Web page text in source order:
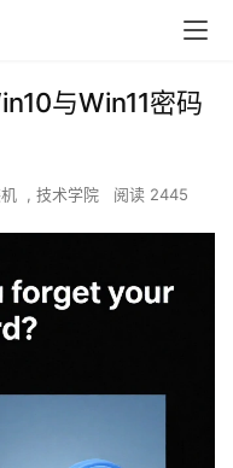
与Win11密码
, 技术学院 阅读 2445